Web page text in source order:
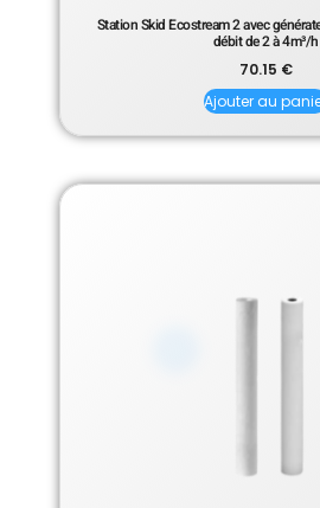
Station Skid Ecostream 2 avec
débit de 2 à 4m³/h
70.15 €
Ajouter au